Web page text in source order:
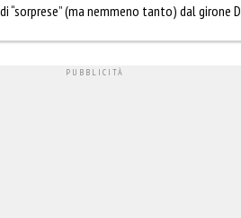
“sorprese” (ma nemmeno tanto) dal girone D